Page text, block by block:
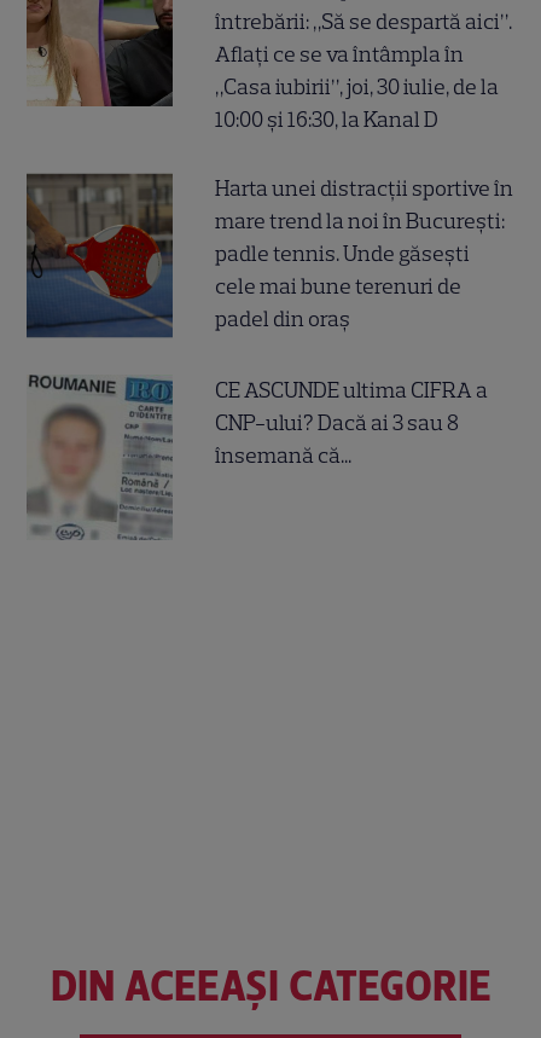
întrebării: „Să se despartă aici”.
Aflați ce se va întâmpla în
„Casa iubirii”, joi, 30 iulie, de la
10:00 și 16:30, la Kanal D
Harta unei distracții sportive în
mare trend la noi în București:
padle tennis. Unde găsești
cele mai bune terenuri de
padel din oraș
CE ASCUNDE ultima CIFRA a
CNP-ului? Dacă ai 3 sau 8
însemană că...
DIN ACEEAȘI CATEGORIE